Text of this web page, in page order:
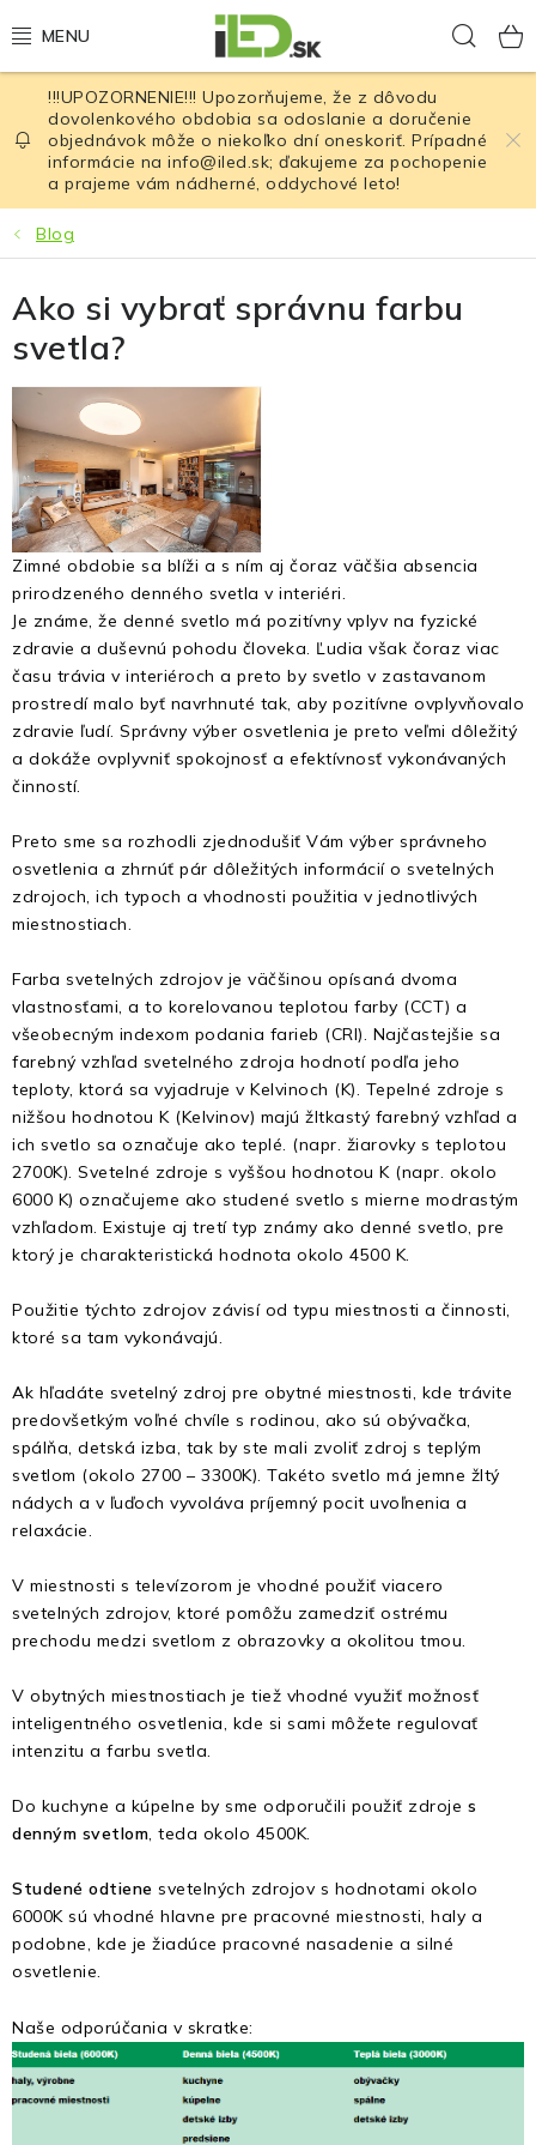
na
LED osvetlenie
LED baterky
LED čelovky
Cyklistické osvetlenie
Akumulátory a batérie
Nabíjačky
Nože
Fotopasce
Outdoor
Termovízie a nočné videnia
Tip na darček
Značky
Ochrana osobných údajov
Blog Kontakt
!!!UPOZORNENIE!!! Upozorňujeme, že z dôvodu
dovolenkového obdobia sa odoslanie a doručenie
objednávok môže o niekoľko dní oneskoriť. Prípadné
informácie na info@iled.sk; ďakujeme za pochopenie
a prajeme vám nádherné, oddychové leto!
Blog
Ako si vybrať správnu farbu
svetla?
Zimné obdobie sa blíži a s ním aj čoraz väčšia absencia
prirodzeného denného svetla v interiéri.
Je známe, že denné svetlo má pozitívny vplyv na fyzické
zdravie a duševnú pohodu človeka. Ľudia však čoraz viac
času trávia v interiéroch a preto by svetlo v zastavanom
prostredí malo byť navrhnuté tak, aby pozitívne ovplyvňovalo
zdravie ľudí. Správny výber osvetlenia je preto veľmi dôležitý
a dokáže ovplyvniť spokojnosť a efektívnosť vykonávaných
činností.
Preto sme sa rozhodli zjednodušiť Vám výber správneho
osvetlenia a zhrnúť pár dôležitých informácií o svetelných
zdrojoch, ich typoch a vhodnosti použitia v jednotlivých
miestnostiach.
Farba svetelných zdrojov je väčšinou opísaná dvoma
vlastnosťami, a to korelovanou teplotou farby (CCT) a
všeobecným indexom podania farieb (CRI). Najčastejšie sa
farebný vzhľad svetelného zdroja hodnotí podľa jeho
teploty, ktorá sa vyjadruje v Kelvinoch (K). Tepelné zdroje s
nižšou hodnotou K (Kelvinov) majú žltkastý farebný vzhľad a
ich svetlo sa označuje ako teplé. (napr. žiarovky s teplotou
2700K). Svetelné zdroje s vyššou hodnotou K (napr. okolo
6000 K) označujeme ako studené svetlo s mierne modrastým
vzhľadom. Existuje aj tretí typ známy ako denné svetlo, pre
ktorý je charakteristická hodnota okolo 4500 K.
Použitie týchto zdrojov závisí od typu miestnosti a činnosti,
ktoré sa tam vykonávajú.
Ak hľadáte svetelný zdroj pre obytné miestnosti, kde trávite
predovšetkým voľné chvíle s rodinou, ako sú obývačka,
spálňa, detská izba, tak by ste mali zvoliť zdroj s teplým
svetlom (okolo 2700 – 3300K). Takéto svetlo má jemne žltý
nádych a v ľuďoch vyvoláva príjemný pocit uvoľnenia a
relaxácie.
V miestnosti s televízorom je vhodné použiť viacero
svetelných zdrojov, ktoré pomôžu zamedziť ostrému
prechodu medzi svetlom z obrazovky a okolitou tmou.
V obytných miestnostiach je tiež vhodné využiť možnosť
inteligentného osvetlenia, kde si sami môžete regulovať
intenzitu a farbu svetla.
Do kuchyne a kúpelne by sme odporučili použiť zdroje s
denným svetlom, teda okolo 4500K.
Studené odtiene svetelných zdrojov s hodnotami okolo
6000K sú vhodné hlavne pre pracovné miestnosti, haly a
podobne, kde je žiadúce pracovné nasadenie a silné
osvetlenie.
Naše odporúčania v skratke: